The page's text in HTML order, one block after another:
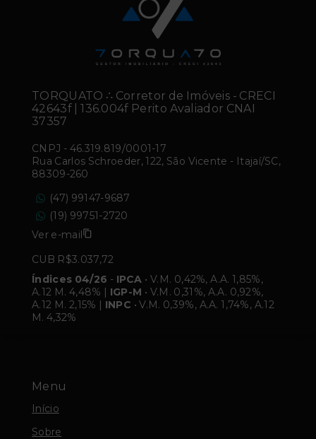
Menu
Início
Sobre
TORQUATO ∴ Corretor de Imóveis - CRECI
42643f | 136.004f Perito Avaliador CNAI
37357
CNPJ - 46.319.819/0001-17
Rua Carlos Schroeder, 122, São Vicente - Itajaí/SC,
88309-260
(47) 99147-9687
(19) 99751-2720
Ver e-mail
CUB R$3.037,72
Índices 04/26 - IPCA • V.M. 0,42%, A.A. 1,85%,
A.12 M. 4,48% | IGP-M • V.M. 0,31%, A.A. 0,92%,
A.12 M. 2,15% | INPC • V.M. 0,39%, A.A. 1,74%, A.12
M. 4,32%